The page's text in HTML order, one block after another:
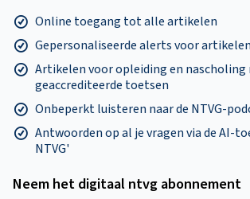
Online toegang tot alle artikelen
Gepersonaliseerde alerts voor
Artikelen voor opleiding en
geaccrediteerde toetsen
Onbeperkt luisteren naar de NTVG-
Antwoorden op al je vragen via de AI-
NTVG'
Neem het digitaal ntvg abonnement